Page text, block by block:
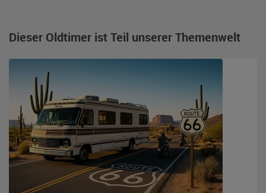
Dieser Oldtimer ist Teil unserer Themenwelt